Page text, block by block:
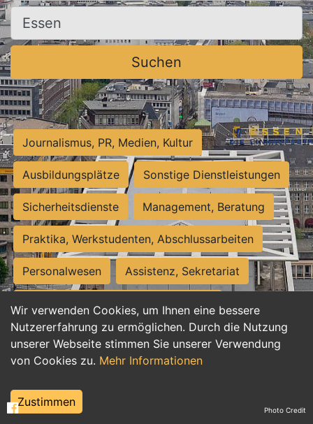
Wir verwenden Cookies, um Ihnen eine bessere
Nutzererfahrung zu ermöglichen. Durch die Nutzung
unserer Webseite stimmen Sie unserer Verwendung
von Cookies zu. Mehr Informationen
Zustimmen
Ort, Stadt
Suchen
Journalismus, PR, Medien, Kultur
Ausbildungsplätze Sonstige Dienstleistungen
Sicherheitsdienste Management, Beratung
Praktika, Werkstudenten, Abschlussarbeiten
Personalwesen Assistenz, Sekretariat
Hilfskräfte, Aushilfs- und Nebenjobs
Einkauf, Logistik, Materialwirtschaft
Weiterbildung, Studium, duale Ausbildung
Tourismus
Photo Credit